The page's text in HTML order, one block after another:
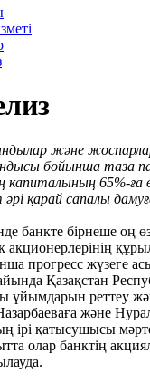
және
бойынша таза
капиталының 65%-ға
қарай сапалы
банкте бірнеше оң
акционерлерінің
прогресс жүзеге
Қазақстан
ұйымдарын реттеу
және
қатысушысы
олар банктің